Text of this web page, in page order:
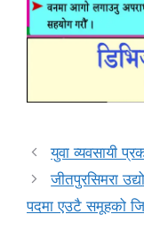
युवा व्यवसायी
जीतपुरसिमरा
पदमा एउटै समूहको